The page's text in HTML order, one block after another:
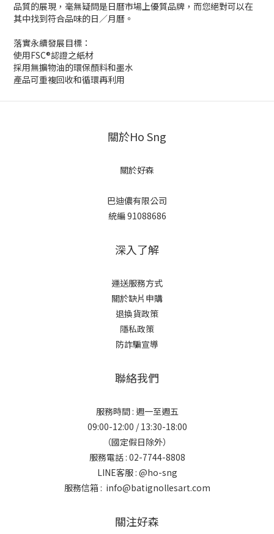
品質的展現，毫無疑問是日曆市場上優質品牌，而您絕對可以在
其中找到符合品味的日／月曆。
落實永續發展目標：
使用FSC®認證之紙材
採用無擴物油的環保顏料和墨水
產品可重複回收和循環再利用
關於Ho Sng
關於好森
巴迪儂有限公司
統編 91088686
深入了解
運送服務方式
關於缺片申購
退換貨政策
隱私政策
防詐騙宣導
聯絡我們
服務時間 : 週一至週五
09:00-12:00 / 13:30-18:00
（國定假日除外）
服務電話 : 02-7744-8808
LINE客服 : @ho-sng
服務信箱 : info@batignollesart.com
關注好森